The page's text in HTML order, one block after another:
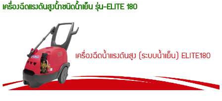
เครื่องฉีดแรงดันสูงน้ำชนิดน้ำเย็น รุ่น-ELITE 180